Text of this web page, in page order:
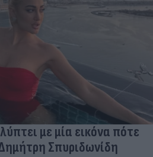
με μία εικόνα πότε
Σπυριδωνίδη